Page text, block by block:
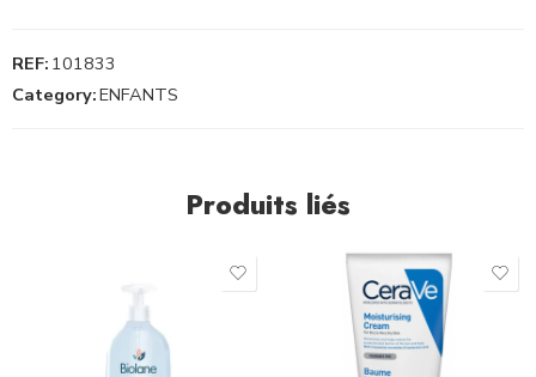
REF: 101833
Category:ENFANTS
Produits liés